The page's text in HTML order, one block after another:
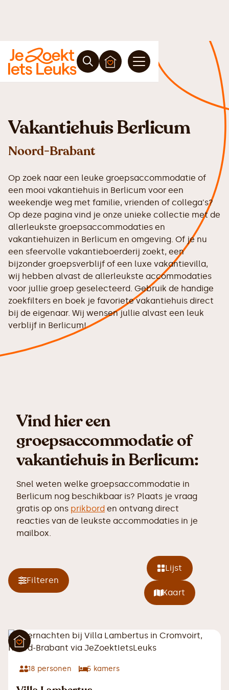
Vakantiehuis Berlicum
Noord-Brabant
Op zoek naar een leuke groepsaccommodatie of
een mooi vakantiehuis in Berlicum voor een
weekendje weg met familie, vrienden of collega's?
Op deze pagina vind je onze unieke collectie met de
allerleukste groepsaccommodaties en
vakantiehuizen in Berlicum en omgeving. Of je nu
een sfeervolle vakantieboerderij zoekt, een
bijzonder groepsverblijf of een luxe vakantievilla,
wij hebben alvast de allerleukste accommodaties
voor jullie groep geselecteerd. Gebruik de handige
zoekfilters en boek je favoriete vakantiehuis direct
bij de eigenaar. Wij wensen jullie alvast een leuk
verblijf in Berlicum!
Vind hier een
groepsaccommodatie of
vakantiehuis in Berlicum:
Snel weten welke groepsaccommodatie in
Berlicum nog beschikbaar is? Plaats je vraag
gratis op ons prikbord en ontvang direct
reacties van de leukste accommodaties in je
mailbox.
Filteren
Lijst
Kaart
18 personen 5 kamers